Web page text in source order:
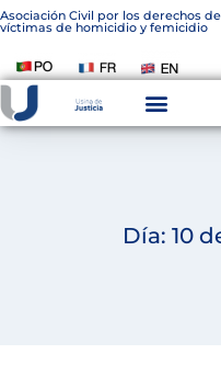
Asociación Civil por los derechos
víctimas de homicidio y femicidio
Día: 10